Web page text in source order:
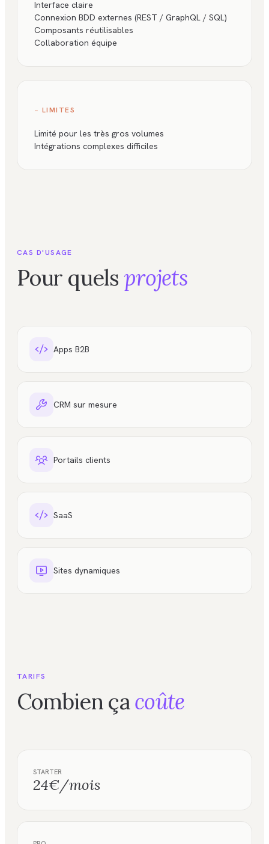
Interface claire
Connexion BDD externes (REST / GraphQL / SQL)
Composants réutilisables
Collaboration équipe
− LIMITES
Limité pour les très gros volumes
Intégrations complexes difficiles
CAS D'USAGE
Pour quelsprojets
Apps B2B
CRM sur mesure
Portails clients
SaaS
Sites dynamiques
TARIFS
Combien çacoûte
STARTER
24€/mois